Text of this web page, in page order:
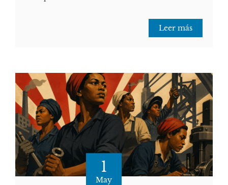
Leer más
1
May